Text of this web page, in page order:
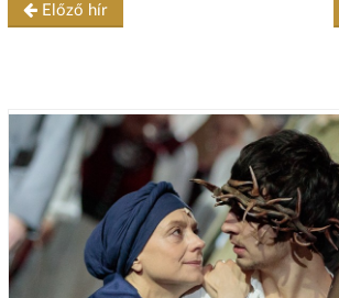
Előző hír